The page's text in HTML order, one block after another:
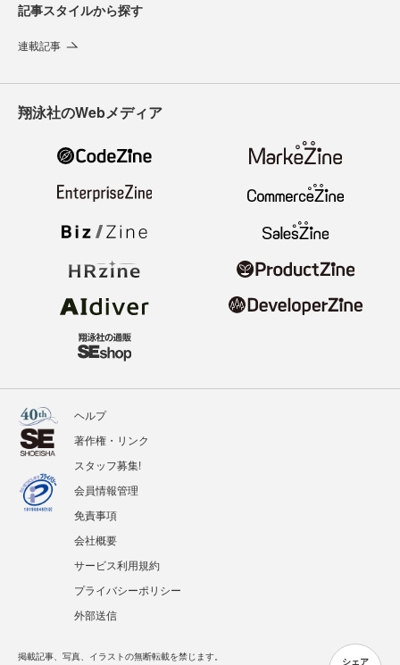
シェア
記事スタイルから探す
連載記事
翔泳社のWebメディア
ヘルプ
著作権・リンク
スタッフ募集!
会員情報管理
免責事項
会社概要
サービス利用規約
プライバシーポリシー
外部送信
掲載記事、写真、イラストの無断転載を禁じます。